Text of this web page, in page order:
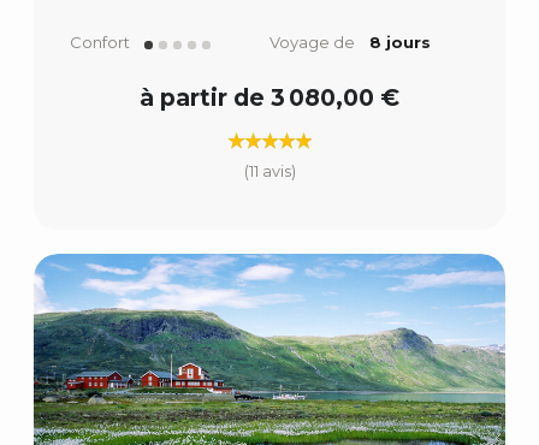
Confort Voyage de 8 jours
à partir de 3 080,00 €
(11 avis)